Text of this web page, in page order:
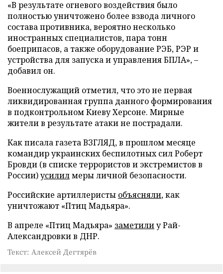
«В результате огневого воздействия было
полностью уничтожено более взвода личного
состава противника, вероятно несколько
иностранных специалистов, пара тонн
боеприпасов, а также оборудование РЭБ, РЭР и
устройства для запуска и управления БПЛА», –
добавил он.
Военнослужащий отметил, что это не первая
ликвидированная группа данного формирования
в подконтрольном Киеву Херсоне. Мирные
жители в результате атаки не пострадали.
Как писала газета ВЗГЛЯД, в прошлом месяце
командир украинских беспилотных сил Роберт
Бровди (в списке террористов и экстремистов в
России)усилилмеры личной безопасности.
Российские артиллеристы объясняли, как
уничтожают «Птиц Мадьяра».
В апреле «Птиц Мадьяра» заметилиу Рай-
Александровки в ДНР.
Текст: Алексей Дегтярёв